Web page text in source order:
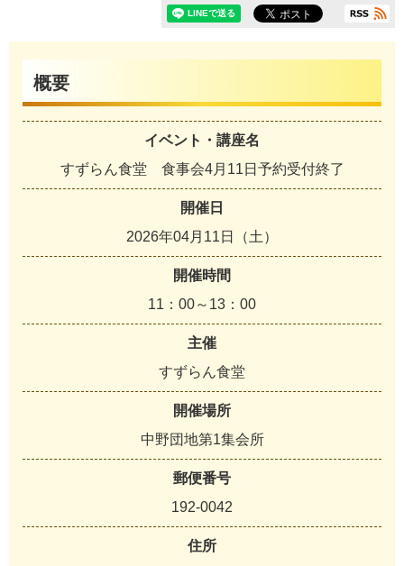
概要
イベント・講座名
すずらん食堂 食事会4月11日予約受付終了
開催日
2026年04月11日（土）
開催時間
11：00～13：00
主催
すずらん食堂
開催場所
中野団地第1集会所
郵便番号
192-0042
住所